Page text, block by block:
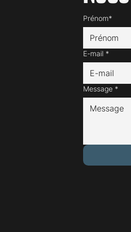
Prénom*
E-mail *
Message *